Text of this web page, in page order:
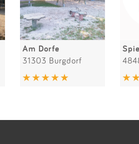
Am Dorfe
31303 Burgdorf